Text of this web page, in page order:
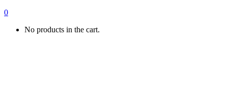
0
No products in the cart.